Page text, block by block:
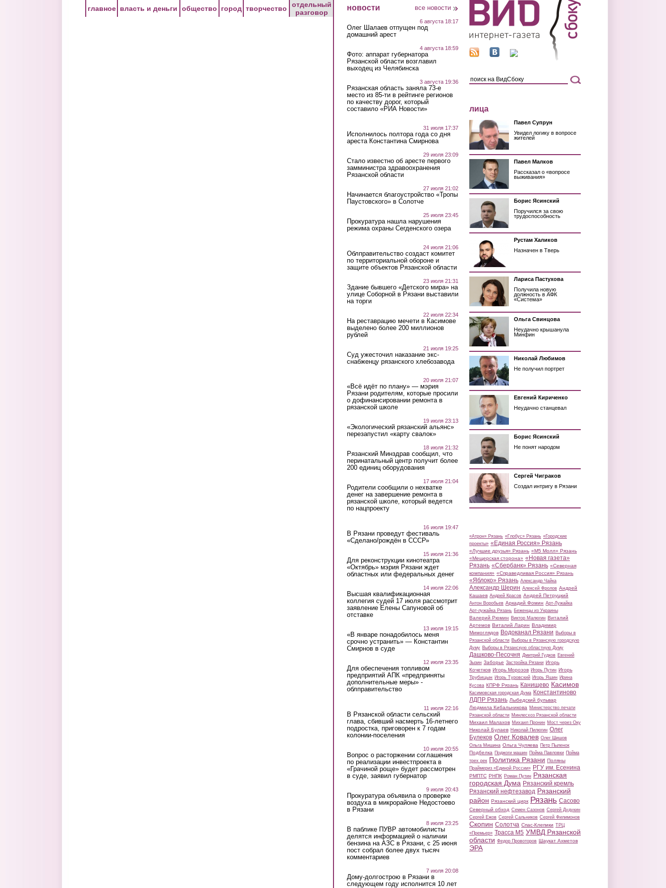
главное власть и деньги общество город творчество
отдельный
разговор
новости все новости
6 августа 18:17
Олег Шалаев отпущен под
домашний арест
4 августа 18:59
Фото: аппарат губернатора
Рязанской области возглавил
выходец из Челябинска
3 августа 19:36
Рязанская область заняла 73-е
место из 85-ти в рейтинге регионов
по качеству дорог, который
составило «РИА Новости»
31 июля 17:37
Исполнилось полтора года со дня
ареста Константина Смирнова
29 июля 23:09
Стало известно об аресте первого
замминистра здравоохранения
Рязанской области
27 июля 21:02
Начинается благоустройство «Тропы
Паустовского» в Солотче
25 июля 23:45
Прокуратура нашла нарушения
режима охраны Сегденского озера
24 июля 21:06
Облправительство создаст комитет
по территориальной обороне и
защите объектов Рязанской области
23 июля 21:31
Здание бывшего «Детского мира» на
улице Соборной в Рязани выставили
на торги
22 июля 22:34
На реставрацию мечети в Касимове
выделено более 200 миллионов
рублей
21 июля 19:25
Суд ужесточил наказание экс-
снабженцу рязанского хлебозавода
20 июля 21:07
«Всё идёт по плану» — мэрия
Рязани родителям, которые просили
о дофинансировании ремонта в
рязанской школе
19 июля 23:13
«Экологический рязанский альянс»
перезапустил «карту свалок»
18 июля 21:32
Рязанский Минздрав сообщил, что
перинатальный центр получит более
200 единиц оборудования
17 июля 21:04
Родители сообщили о нехватке
денег на завершение ремонта в
рязанской школе, который ведется
по нацпроекту
16 июля 19:47
В Рязани проведут фестиваль
«Сделано/рождён в СССР»
15 июля 21:36
Для реконструкции кинотеатра
«Октябрь» мэрия Рязани ждет
областных или федеральных денег
14 июля 22:06
Высшая квалификационная
коллегия судей 17 июля рассмотрит
заявление Елены Сапуновой об
отставке
13 июля 19:15
«В январе понадобилось меня
срочно устранить» — Константин
Смирнов в суде
12 июля 23:35
Для обеспечения топливом
предприятий АПК «предприняты
дополнительные меры» -
облправительство
11 июля 22:16
В Рязанской области сельский
глава, сбивший насмерть 16-летнего
подростка, приговорен к 7 годам
колонии-поселения
10 июля 20:55
Вопрос о расторжении соглашения
по реализации инвестпроекта в
«Грачиной роще» будет рассмотрен
в суде, заявил губернатор
9 июля 20:43
Прокуратура объявила о проверке
воздуха в микрорайоне Недостоево
в Рязани
8 июля 23:25
В паблике ПУВР автомобилисты
делятся информацией о наличии
бензина на АЗС в Рязани, с 25 июня
пост собрал более двух тысяч
комментариев
7 июля 20:08
Дому-долгострою в Рязани в
следующем году исполнится 10 лет
лица
Павел Супрун
Увидел логику в вопросе
жителей
Павел Малков
Рассказал о «вопросе
выживания»
Борис Ясинский
Поручился за свою
трудоспособность
Рустам Халиков
Назначен в Тверь
Лариса Пастухова
Получила новую
должность в АФК
«Система»
Ольга Свинцова
Неудачно крышанула
Минфин
Николай Любимов
Не получил портрет
Евгений Кириченко
Неудачно станцевал
Борис Ясинский
Не понят народом
Сергей Чиграков
Создал интригу в Рязани
«Атрон» Рязань «Глобус» Рязань «Городские
проекты» «Единая Россия» Рязань
«Лучшие друзья» Рязань «М5 Молл» Рязань
«Мещерская сторона» «Новая газета»
Рязань «Сбербанк» Рязань «Северная
компания» «Справедливая Россия» Рязань
«Яблоко» Рязань Александр Чайка
Александр Шерин Алексей Фролов Андрей
Кашаев Андрей Красов Андрей Петруцкий
Антон Воробьев Аркадий Фомин Арт-Лужайка
Арт-лужайка Рязань Беженцы из Украины
Валерий Рюмин Виктор Малюгин Виталий
Артемов Виталий Ларин Владимир
Мимоглядов Водоканал Рязани Выборы в
Рязанской области Выборы в Рязанскую городскую
Думу Выборы в Рязанскую областную Думу
Дашково-Песочня Дмитрий Гудков Евгений
Зызин Заборье Застройка Рязани Игорь
Кочетков Игорь Морозов Игорь Путин Игорь
Трубицын Игорь Туровский Игорь Яшин Ирина
Кусова КПРФ Рязань Канищево Касимов
Касимовская городская Дума Константиново
ЛДПР Рязань Лыбедский бульвар
Людмила Кибальникова Министерство печати
Рязанской области Минлесхоз Рязанской области
Михаил Малахов Михаил Пронин Мост через Оку
Николай Булаев Николай Пилюгин Олег
Булеков Олег Ковалев Олег Шишов
Ольга Мишина Ольга Чуляева Петр Пыленок
Подбелка Поджоги машин Пойма Павловки Пойма
трех рек Политика Рязани Поляны
Праймериз «Единой России» РГУ им. Есенина
РМПТС РНПК Роман Путин Рязанская
городская Дума Рязанский кремль
Рязанский нефтезавод Рязанский
район Рязанский цирк Рязань Сасово
Северный обход Семен Сазонов Сергей Дудукин
Сергей Ежов Сергей Сальников Сергей Филимонов
Скопин Солотча Спас-Клепики ТРЦ
«Премьер» Трасса М5 УМВД Рязанской
области Федор Провоторов Шаукат Ахметов
ЭРА